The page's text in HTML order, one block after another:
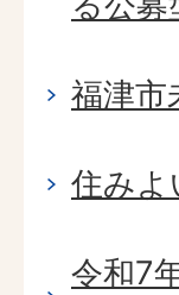
福津市
住みよ
令和7